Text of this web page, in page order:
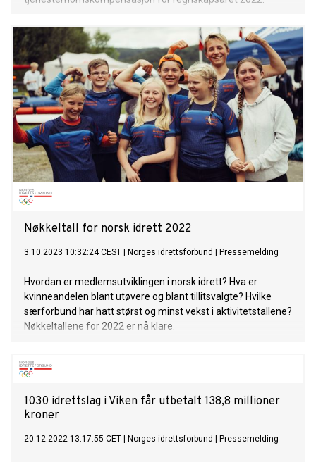
Nøkkeltall for norsk idrett 2022
3.10.2023 10:32:24 CEST Norges idrettsforbund Pressemelding
Hvordan er medlemsutviklingen i norsk idrett? Hva er
kvinneandelen blant utøvere og blant tillitsvalgte? Hvilke
særforbund har hatt størst og minst vekst i aktivitetstallene?
Nøkkeltallene for 2022 er nå klare.
1030 idrettslag i Viken får utbetalt 138,8 millioner
kroner
20.12.2022 13:17:55 CET Norges idrettsforbund Pressemelding